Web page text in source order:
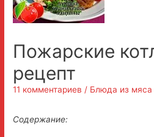
Пожарские
рецепт
11 комментариев / Блюда из мяса
Содержание: